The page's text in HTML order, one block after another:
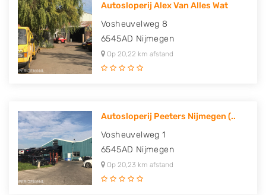
Autosloperij Alex Van Alles Wat
Vosheuvelweg 8
6545AD Nijmegen
Op 20,22 km afstand
Autosloperij Peeters Nijmegen (..
Vosheuvelweg 1
6545AD Nijmegen
Op 20,23 km afstand